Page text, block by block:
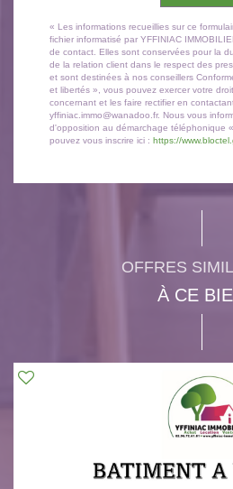
« Les informations recueillies sur ce
fichier informatisé par YFFINIAC
de contact. Elles sont conservées pour la
de la relation client dans le respect des
et sont destinées à nos conseillers
et libertés », vous pouvez exercer votre
concernant et les faire rectifier en
yffiniac.immo@wanadoo.fr. Nous vous
d'opposition au démarchage téléphonique
pouvez vous inscrire ici : https://
OFFRES
À CE